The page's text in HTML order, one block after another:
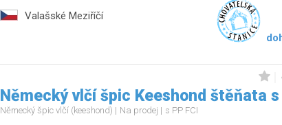
Valašské Meziříčí
Německý vlčí špic Keeshond štěňata s
Německý špic vlčí (keeshond) Na prodej s PP FCI